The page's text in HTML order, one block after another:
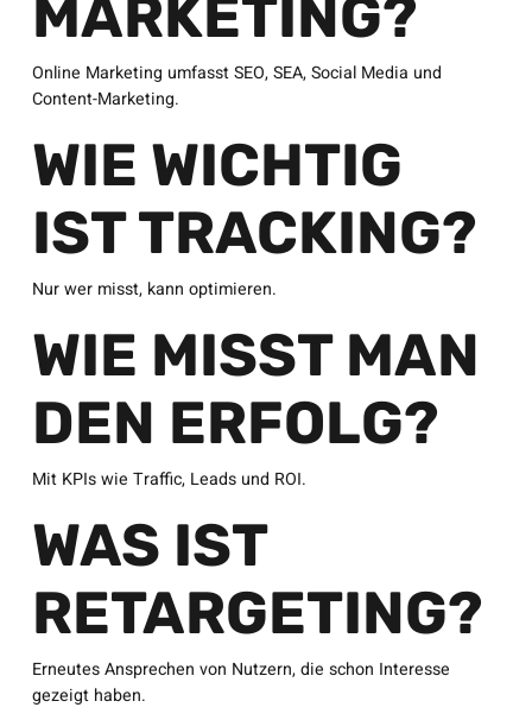
MARKETING?
Online Marketing umfasst SEO, SEA, Social Media und
Content-Marketing.
WIE WICHTIG
IST TRACKING?
Nur wer misst, kann optimieren.
WIE MISST MAN
DEN ERFOLG?
Mit KPIs wie Traffic, Leads und ROI.
WAS IST
RETARGETING?
Erneutes Ansprechen von Nutzern, die schon Interesse
gezeigt haben.